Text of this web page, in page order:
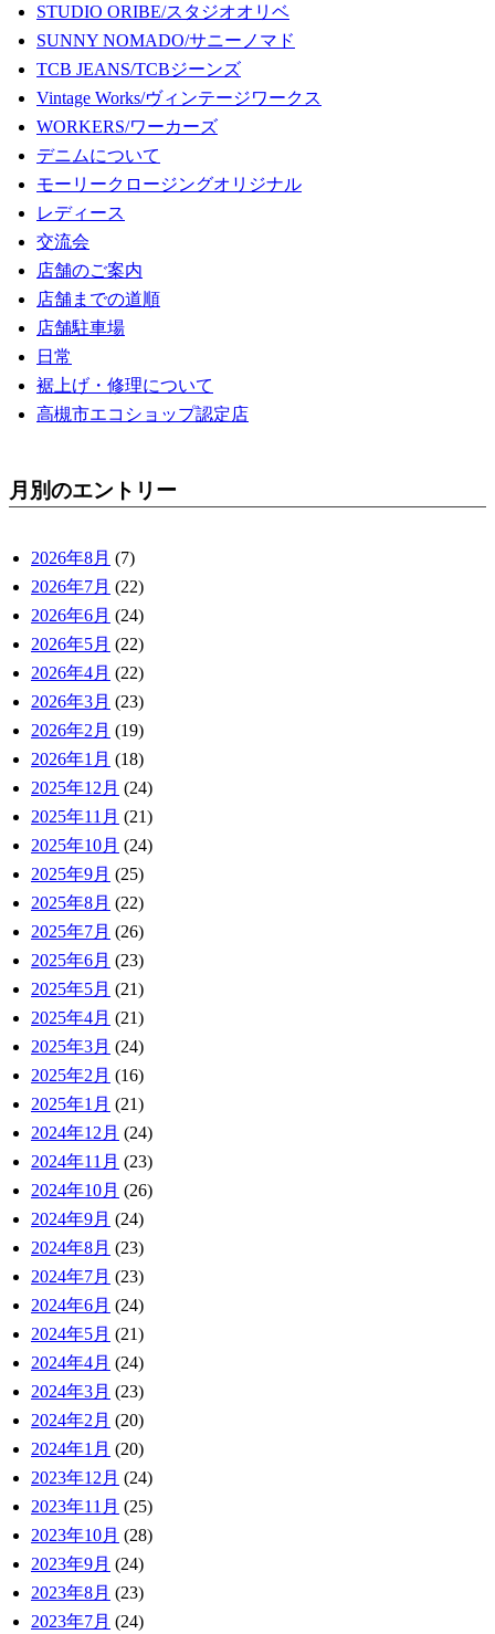
STUDIO ORIBE/スタジオオリベ
SUNNY NOMADO/サニーノマド
TCB JEANS/TCBジーンズ
Vintage Works/ヴィンテージワークス
WORKERS/ワーカーズ
デニムについて
モーリークロージングオリジナル
レディース
交流会
店舗のご案内
店舗までの道順
店舗駐車場
日常
裾上げ・修理について
高槻市エコショップ認定店
月別のエントリー
2026年8月 (7)
2026年7月 (22)
2026年6月 (24)
2026年5月 (22)
2026年4月 (22)
2026年3月 (23)
2026年2月 (19)
2026年1月 (18)
2025年12月 (24)
2025年11月 (21)
2025年10月 (24)
2025年9月 (25)
2025年8月 (22)
2025年7月 (26)
2025年6月 (23)
2025年5月 (21)
2025年4月 (21)
2025年3月 (24)
2025年2月 (16)
2025年1月 (21)
2024年12月 (24)
2024年11月 (23)
2024年10月 (26)
2024年9月 (24)
2024年8月 (23)
2024年7月 (23)
2024年6月 (24)
2024年5月 (21)
2024年4月 (24)
2024年3月 (23)
2024年2月 (20)
2024年1月 (20)
2023年12月 (24)
2023年11月 (25)
2023年10月 (28)
2023年9月 (24)
2023年8月 (23)
2023年7月 (24)